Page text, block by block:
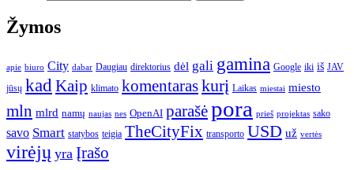
Žymos
apie biuro City dabar Daugiau direktorius dėl gali gamina Google iki iš JAV
jūsų kadKaip klimato komentaraskurį Laikas miestai miesto
mln mlrd namų naujas nes OpenAI parašėpora prieš projektas sako
savo Smart statybos teigia TheCityFix transporto USD už vertės
virėjų yra Įrašo